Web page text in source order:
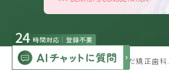
© つかだ矯正歯科.